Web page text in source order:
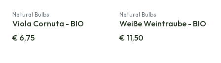
Natural Bulbs
Viola Cornuta - BIO
€ 6,75
Natural Bulbs
Weiße Weintraube - BIO
€ 11,50